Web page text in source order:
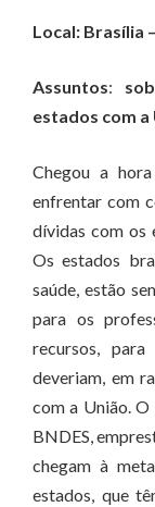
Local: Brasília
Assuntos:
estados com a
Chegou a
enfrentar com
dívidas com os
Os estados
saúde, estão
para os
recursos,
deveriam, em
com a União.
BNDES,
chegam à
estados, que